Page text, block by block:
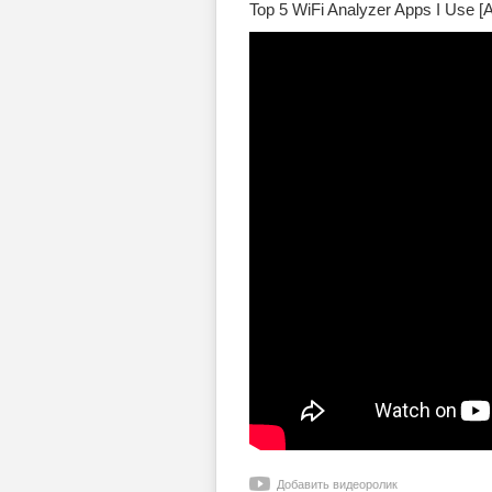
Top 5 WiFi Analyzer Apps I Use
Добавить видеоролик